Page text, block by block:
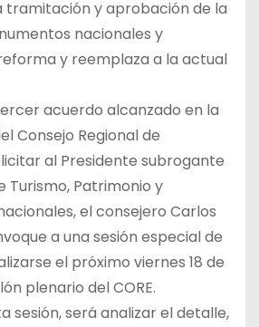
tramitación y aprobación de la
nacionales y
y reemplaza a la actual
acuerdo alcanzado en la
Consejo Regional de
al Presidente subrogante
Turismo, Patrimonio y
el consejero Carlos
a una sesión especial de
el próximo viernes 18 de
plenario del CORE.
sesión, será analizar el detalle,